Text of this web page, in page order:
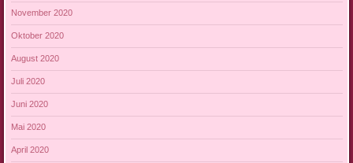
November 2020
Oktober 2020
August 2020
Juli 2020
Juni 2020
Mai 2020
April 2020